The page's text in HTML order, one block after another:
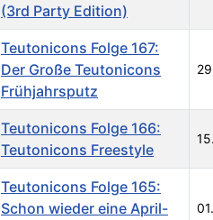
(3rd Party Edition)
Teutonicons Folge 167:
Der Große Teutonicons
Frühjahrsputz
Teutonicons Folge 166:
Teutonicons Freestyle
Teutonicons Folge 165:
Schon wieder eine April-